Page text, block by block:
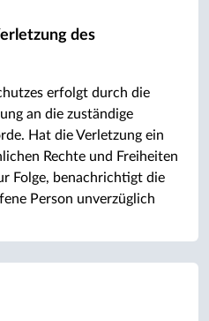
des
erfolgt durch die
an die zuständige
Hat die Verletzung ein
Rechte und Freiheiten
Folge, benachrichtigt die
Person unverzüglich